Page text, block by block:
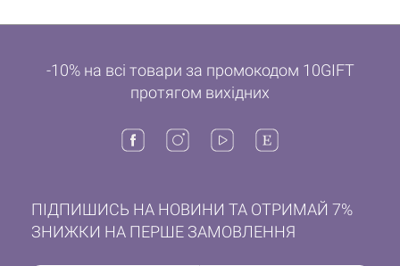
-10% на всі товари за промокодом 10GIFT
протягом вихідних
ПІДПИШИСЬ НА НОВИНИ ТА ОТРИМАЙ 7%
ЗНИЖКИ НА ПЕРШЕ ЗАМОВЛЕННЯ